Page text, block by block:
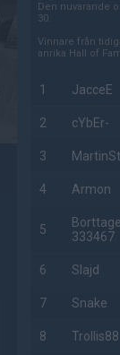
Den nuvarande
30.
Vinnare från
anrika Hall of
1 JacceE
2 cYbEr-
3
4 Armon
5
333467
6 Slajd
7 Snake
8 Trollis88